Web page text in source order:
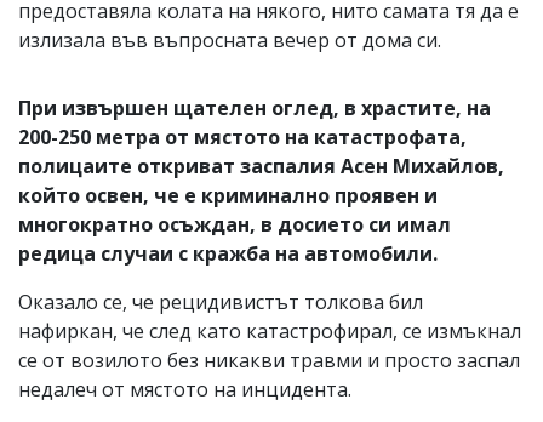
предоставяла колата на някого, нито самата тя да е
излизала във въпросната вечер от дома си.
При извършен щателен оглед, в храстите, на
200-250 метра от мястото на катастрофата,
полицаите откриват заспалия Асен Михайлов,
който освен, че е криминално проявен и
многократно осъждан, в досието си имал
редица случаи с кражба на автомобили.
Оказало се, че рецидивистът толкова бил
нафиркан, че след като катастрофирал, се измъкнал
се от возилото без никакви травми и просто заспал
недалеч от мястото на инцидента.